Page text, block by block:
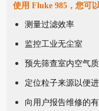
使用 Fluke 985，您可以
测量过滤效率
监控工业无尘室
预先筛查室内空气
定位粒子来源以便
向用户报告维修的